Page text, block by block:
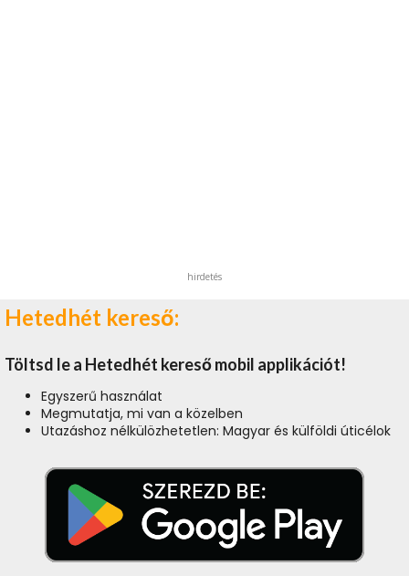
hirdetés
Hetedhét kereső:
Töltsd le a Hetedhét kereső mobil applikációt!
Egyszerű használat
Megmutatja, mi van a közelben
Utazáshoz nélkülözhetetlen: Magyar és külföldi úticélok